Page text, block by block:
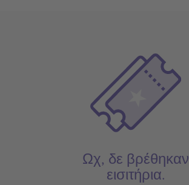
Ωχ, δε βρέθηκαν
εισιτήρια.